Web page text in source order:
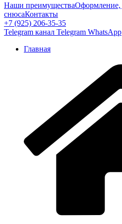
Наши преимуществаОформление,
снюсаКонтакты
+7 (925) 206-35-35
Telegram канал Telegram WhatsApp
Главная